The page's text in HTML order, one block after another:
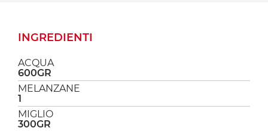
INGREDIENTI
ACQUA
600GR
MELANZANE
1
MIGLIO
300GR